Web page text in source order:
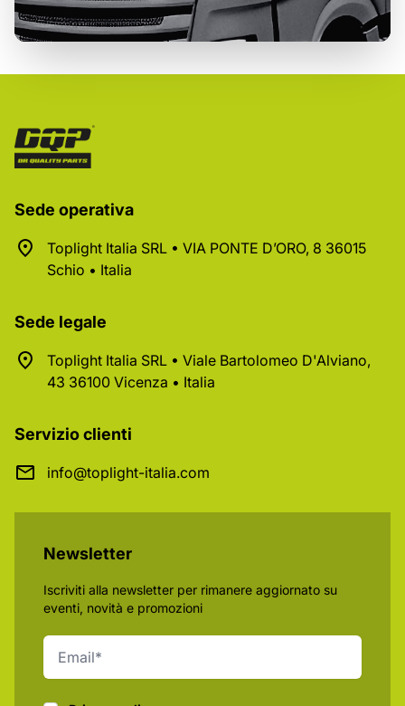
Sede operativa
Toplight Italia SRL • VIA PONTE D’ORO, 8 36015
Schio • Italia
Sede legale
Toplight Italia SRL • Viale Bartolomeo D'Alviano,
43 36100 Vicenza • Italia
Servizio clienti
info@toplight-italia.com
Newsletter
Iscriviti alla newsletter per rimanere aggiornato su
eventi, novità e promozioni